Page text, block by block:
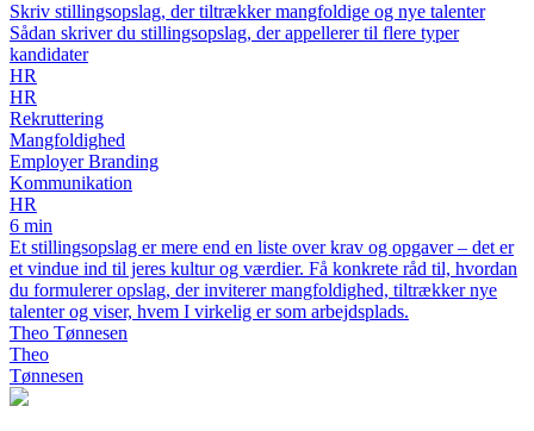
Skriv stillingsopslag, der tiltrækker mangfoldige og nye talenter
Sådan skriver du stillingsopslag, der appellerer til flere typer
kandidater
HR
HR
Rekruttering
Mangfoldighed
Employer Branding
Kommunikation
HR
6 min
Et stillingsopslag er mere end en liste over krav og opgaver – det er
et vindue ind til jeres kultur og værdier. Få konkrete råd til, hvordan
du formulerer opslag, der inviterer mangfoldighed, tiltrækker nye
talenter og viser, hvem I virkelig er som arbejdsplads.
Theo Tønnesen
Theo
Tønnesen